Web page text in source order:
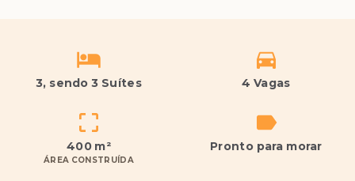
3, sendo 3 Suítes 4 Vagas
400 m²
ÁREA CONSTRUÍDA
Pronto para morar